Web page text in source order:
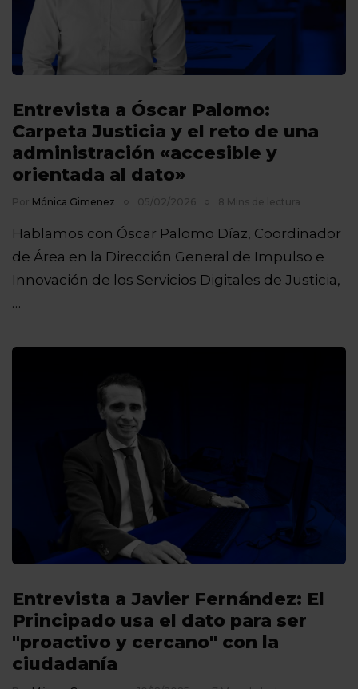
Entrevista a Óscar Palomo:
Carpeta Justicia y el reto de una
administración «accesible y
orientada al dato»
Por Mónica Gimenez 05/02/2026 8 Mins de lectura
Hablamos con Óscar Palomo Díaz, Coordinador
de Área en la Dirección General de Impulso e
Innovación de los Servicios Digitales de Justicia,
…
Entrevista a Javier Fernández: El
Principado usa el dato para ser
"proactivo y cercano" con la
ciudadanía